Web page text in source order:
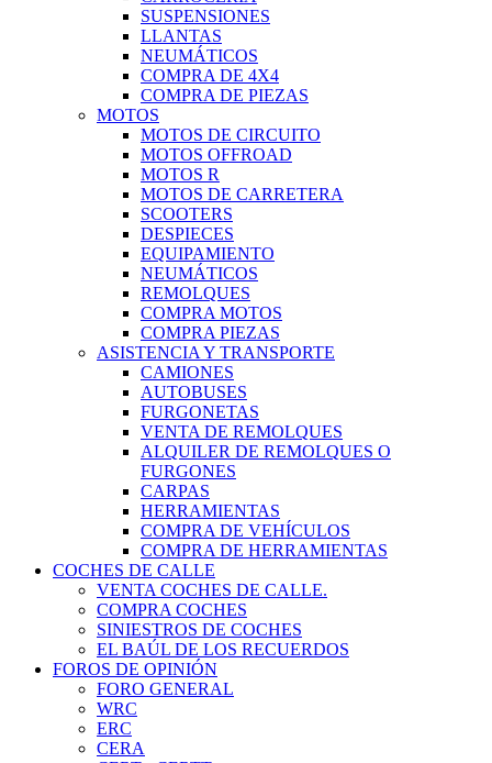
SUSPENSIONES
LLANTAS
NEUMÁTICOS
COMPRA DE 4X4
COMPRA DE PIEZAS
MOTOS
MOTOS DE CIRCUITO
MOTOS OFFROAD
MOTOS R
MOTOS DE CARRETERA
SCOOTERS
DESPIECES
EQUIPAMIENTO
NEUMÁTICOS
REMOLQUES
COMPRA MOTOS
COMPRA PIEZAS
ASISTENCIA Y TRANSPORTE
CAMIONES
AUTOBUSES
FURGONETAS
VENTA DE REMOLQUES
ALQUILER DE REMOLQUES O
FURGONES
CARPAS
HERRAMIENTAS
COMPRA DE VEHÍCULOS
COMPRA DE HERRAMIENTAS
COCHES DE CALLE
VENTA COCHES DE CALLE.
COMPRA COCHES
SINIESTROS DE COCHES
EL BAÚL DE LOS RECUERDOS
FOROS DE OPINIÓN
FORO GENERAL
WRC
ERC
CERA